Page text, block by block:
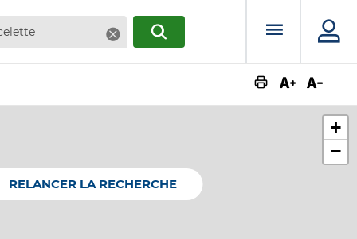
SupprimerRECHERCHERMenu
+
−
RELANCER LA RECHERCHE